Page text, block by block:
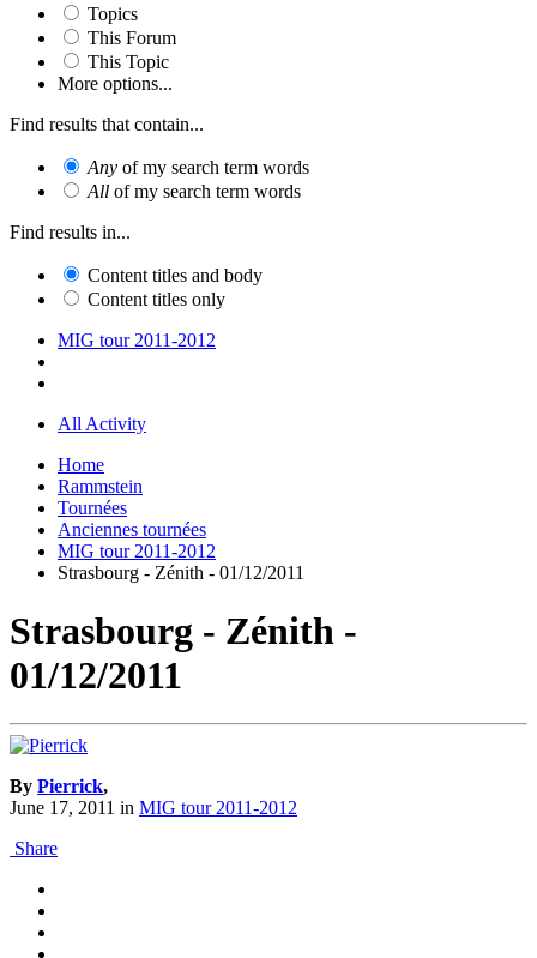
Topics
This Forum
This Topic
More options...
Find results that contain...
Any of my search term words
All of my search term words
Find results in...
Content titles and body
Content titles only
MIG tour 2011-2012
All Activity
Home
Rammstein
Tournées
Anciennes tournées
MIG tour 2011-2012
Strasbourg - Zénith - 01/12/2011
Strasbourg - Zénith -
01/12/2011
By Pierrick,
June 17, 2011 in MIG tour 2011-2012
Share